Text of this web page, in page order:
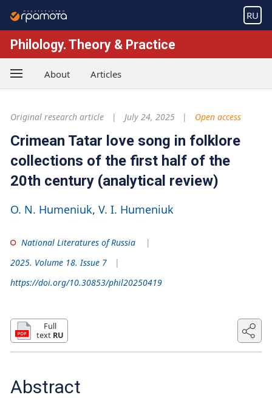
RU
Philology. Theory & Practice
About Articles
Original research article July 24, 2025 Open access
Crimean Tatar love song in folklore
collections of the first half of the
20th century (analytical review)
O. N. Humeniuk V. I. Humeniuk
National Literatures of Russia
2025. Volume 18. Issue 7
https://doi.org/10.30853/phil20250419
Full
text RU
Abstract